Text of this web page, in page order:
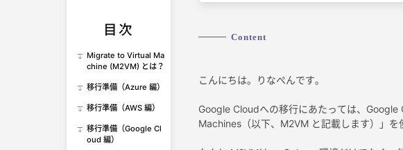
目次
Migrate to Virtual Ma
chine (M2VM) とは？
移行準備（Azure 編）
移行準備（AWS 編）
移行準備（Google Cl
oud 編）
Content
こんにちは。りなぺんです。
Google Cloudへの移行にあたっては、
Machines（以下、M2VM と記載します）」を